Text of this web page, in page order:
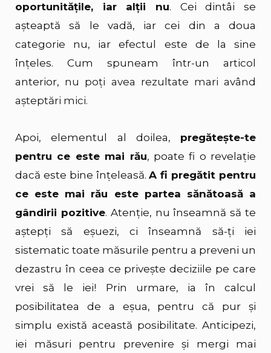
oportunitățile, iar alții nu. Cei dintâi se
așteaptă să le vadă, iar cei din a doua
categorie nu, iar efectul este de la sine
înțeles. Cum spuneam într-un articol
anterior, nu poți avea rezultate mari având
așteptări mici.
Apoi, elementul al doilea, pregătește-te
pentru ce este mai rău, poate fi o revelație
dacă este bine înțeleasă.A fi pregătit pentru
ce este mai rău este partea sănătoasă a
gândirii pozitive. Atenție, nu înseamnă să te
aștepți să eșuezi, ci înseamnă să-ți iei
sistematic toate măsurile pentru a preveni un
dezastru în ceea ce privește deciziile pe care
vrei să le iei! Prin urmare, ia în calcul
posibilitatea de a eșua, pentru că pur și
simplu există această posibilitate. Anticipezi,
iei măsuri pentru prevenire și mergi mai